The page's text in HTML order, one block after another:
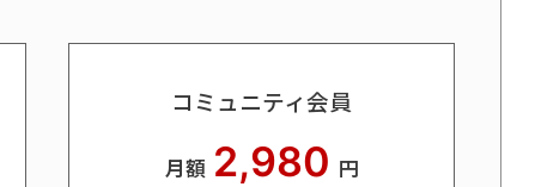
コミュニティ会員
月額 2,980 円